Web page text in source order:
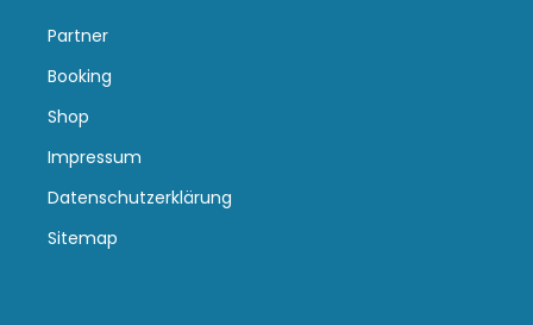
Partner
Booking
Shop
Impressum
Datenschutzerklärung
Sitemap